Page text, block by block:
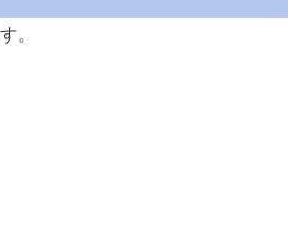
。